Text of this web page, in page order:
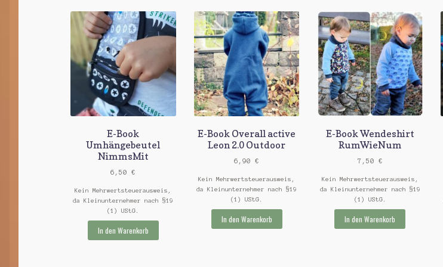
E-Book
Umhängebeutel
NimmsMit
6,50€
Kein Mehrwertsteuerausweis,
da Kleinunternehmer nach §19
(1) UStG.
In den Warenkorb
E-Book Overall active
Leon 2.0 Outdoor
6,90€
Kein Mehrwertsteuerausweis,
da Kleinunternehmer nach §19
(1) UStG.
In den Warenkorb
E-Book Wendeshirt
RumWieNum
7,50 €
Kein Mehrwertsteuerausweis,
da Kleinunternehmer nach §19
(1) UStG.
In den Warenkorb